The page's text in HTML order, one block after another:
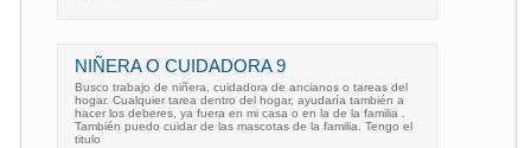
NIÑERA O CUIDADORA 9
Busco trabajo de niñera, cuidadora de ancianos o tareas del
hogar. Cualquier tarea dentro del hogar, ayudaría también a
hacer los deberes, ya fuera en mi casa o en la de la familia .
También puedo cuidar de las mascotas de la familia. Tengo el
titulo